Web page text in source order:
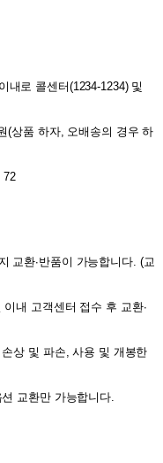
내로 콜센터(1234-1234) 및
(상품 하자, 오배송의 경우 하
72
교환∙반품이 가능합니다. (교
내 고객센터 접수 후 교환∙
상 및 파손, 사용 및 개봉한
교환만 가능합니다.